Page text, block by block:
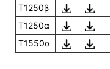
T1250β
T1250α
T1550α